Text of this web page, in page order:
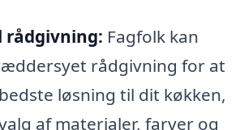
rådgivning: Fagfolk kan
rådgivning for at
løsning til dit køkken,
af materialer, farver og